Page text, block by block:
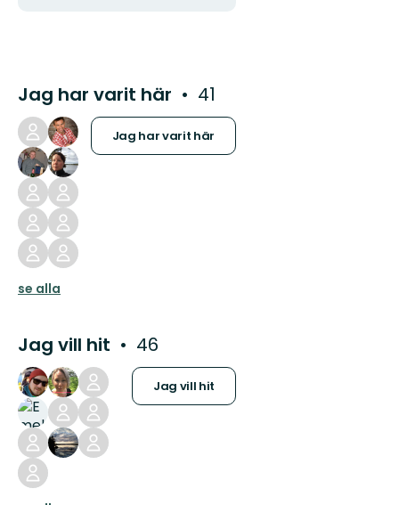
Jag har varit här 41
Jag har varit här
se alla
Jag vill hit 46
Jag vill hit